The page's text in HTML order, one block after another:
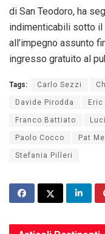
di San Teodoro, ha
indimenticabili sotto
all’impegno assunto
ingresso gratuito al
Tags: Carlo Sezzi
Davide Pirodda Eric
Franco Battiato
Paolo Cocco Pat
Stefania Pilleri